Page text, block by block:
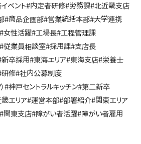
ベント#内定者研修#労務課#北近畿支店
#商品企画部#営業統括本部#大学連携
#女性活躍#工場長#工程管理課
#従業員相談室#採用課#支店長
新卒採用#東海エリア#東海支店#栄養士
研修#社内公募制度
#神戸セントラルキッチン#第二新卒
エリア#運営本部#部署紹介#関東エリア
#関東支店#障がい者活躍#障がい者雇用